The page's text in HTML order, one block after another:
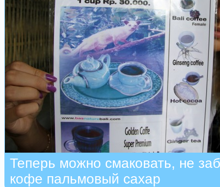
Теперь можно смаковать, не
кофе пальмовый сахар